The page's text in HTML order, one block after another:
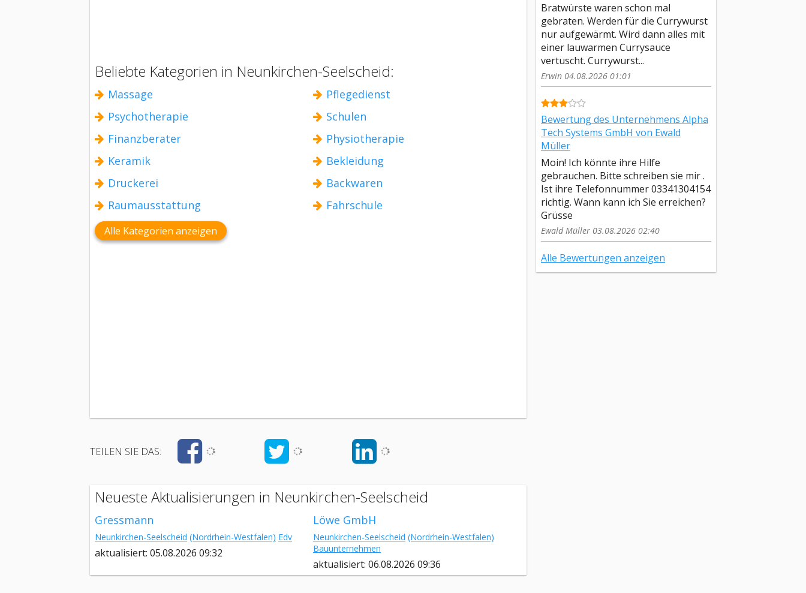
Beliebte Kategorien in Neunkirchen-Seelscheid:
Massage
Pflegedienst
Psychotherapie
Schulen
Finanzberater
Physiotherapie
Keramik
Bekleidung
Druckerei
Backwaren
Raumausstattung
Fahrschule
Alle Kategorien anzeigen
TEILEN SIE DAS:
Neueste Aktualisierungen in Neunkirchen-Seelscheid
Gressmann
Neunkirchen-Seelscheid (Nordrhein-Westfalen) Edv
aktualisiert: 05.08.2026 09:32
Löwe GmbH
Neunkirchen-Seelscheid (Nordrhein-Westfalen)
Bauunternehmen
aktualisiert: 06.08.2026 09:36
Bratwürste waren schon mal
gebraten. Werden für die Currywurst
nur aufgewärmt. Wird dann alles mit
einer lauwarmen Currysauce
vertuscht. Currywurst...
Erwin 04.08.2026 01:01
Bewertung des Unternehmens Alpha
Tech Systems GmbH von Ewald
Müller
Moin! Ich könnte ihre Hilfe
gebrauchen. Bitte schreiben sie mir .
Ist ihre Telefonnummer 03341304154
richtig. Wann kann ich Sie erreichen?
Grüsse
Ewald Müller 03.08.2026 02:40
Alle Bewertungen anzeigen